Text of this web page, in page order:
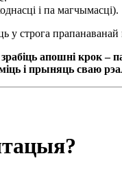
і па магчымасці).
у строга
зрабіць апошні
і прыняць сваю